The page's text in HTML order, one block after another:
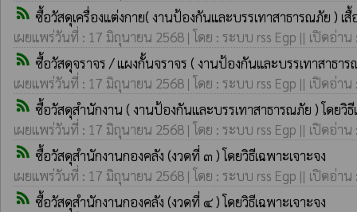
rss_feed ซื้อวัสดุเครื่องแต่งกาย( งานป้องกันและบรรเทาสาธารณภัย ) เ
เผยแพร่วันที่ : 17 มิถุนายน 2568 | โดย : ระบบ rss Egp || เปิดอ่าน
rss_feed ซื้อวัสดุจราจร / แผงกั้นจราจร ( งานป้องกันและบรรเทาสาธาร
เผยแพร่วันที่ : 17 มิถุนายน 2568 | โดย : ระบบ rss Egp || เปิดอ่าน
rss_feed ซื้อวัสดุสำนักงาน ( งานป้องกันและบรรเทาสาธารณภัย ) โดยวิธี
เผยแพร่วันที่ : 17 มิถุนายน 2568 | โดย : ระบบ rss Egp || เปิดอ่าน
rss_feed ซื้อวัสดุสำนักงานกองคลัง (งวดที่ ๓ ) โดยวิธีเฉพาะเจาะจง
เผยแพร่วันที่ : 17 มิถุนายน 2568 | โดย : ระบบ rss Egp || เปิดอ่าน
rss_feed ซื้อวัสดุสำนักงานกองคลัง (งวดที่ ๔ ) โดยวิธีเฉพาะเจาะจง